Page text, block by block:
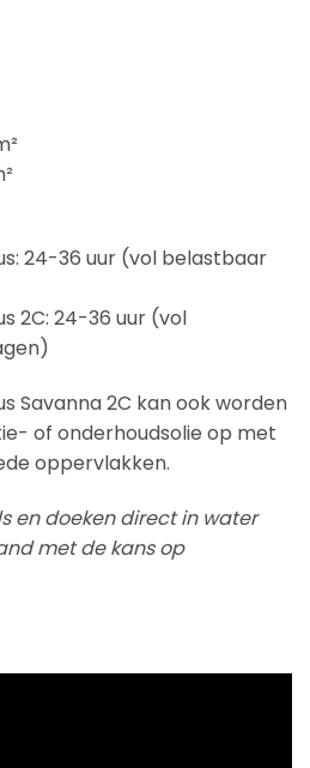
24-36 uur (vol belastbaar
2C: 24-36 uur (vol
Savanna 2C kan ook worden
of onderhoudsolie op met
oppervlakken.
en doeken direct in water
met de kans op